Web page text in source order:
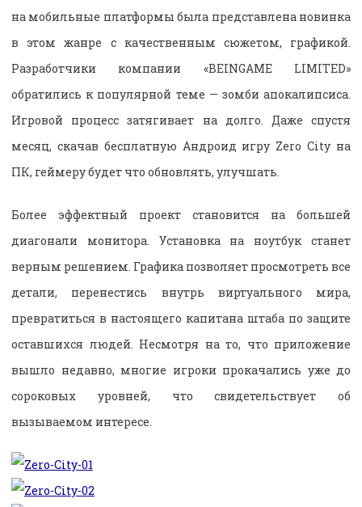
на мобильные платформы была представлена новинка
в этом жанре с качественным сюжетом, графикой.
Разработчики компании «BEINGAME LIMITED»
обратились к популярной теме — зомби апокалипсиса.
Игровой процесс затягивает на долго. Даже спустя
месяц, скачав бесплатную Андроид игру Zero City на
ПК, геймеру будет что обновлять, улучшать.
Более эффектный проект становится на большей
диагонали монитора. Установка на ноутбук станет
верным решением. Графика позволяет просмотреть все
детали, перенестись внутрь виртуального мира,
превратиться в настоящего капитана штаба по защите
оставшихся людей. Несмотря на то, что приложение
вышло недавно, многие игроки прокачались уже до
сороковых уровней, что свидетельствует об
вызываемом интересе.